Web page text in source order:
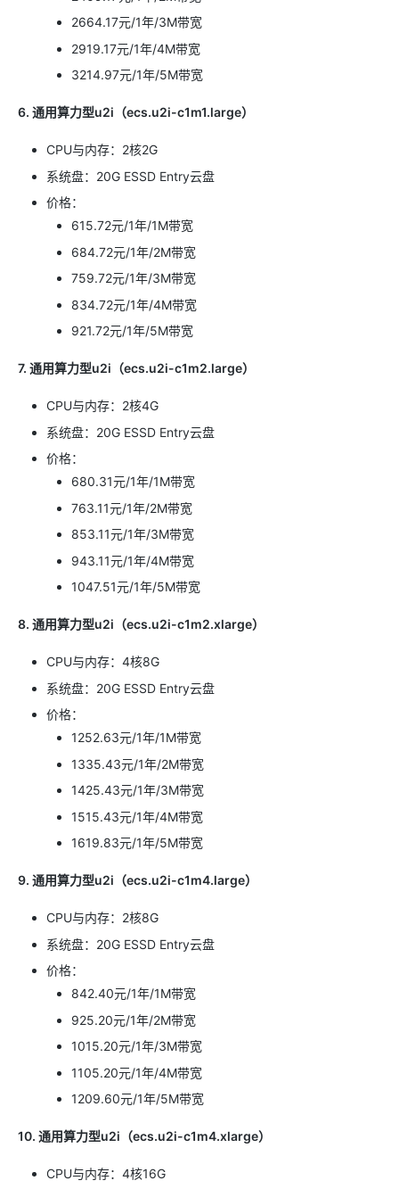
2664.17元/1年/3M带宽
2919.17元/1年/4M带宽
3214.97元/1年/5M带宽
6. 通用算力型u2i（ecs.u2i-c1m1.large）
CPU与内存：2核2G
系统盘：20G ESSD Entry云盘
价格：
615.72元/1年/1M带宽
684.72元/1年/2M带宽
759.72元/1年/3M带宽
834.72元/1年/4M带宽
921.72元/1年/5M带宽
7. 通用算力型u2i（ecs.u2i-c1m2.large）
CPU与内存：2核4G
系统盘：20G ESSD Entry云盘
价格：
680.31元/1年/1M带宽
763.11元/1年/2M带宽
853.11元/1年/3M带宽
943.11元/1年/4M带宽
1047.51元/1年/5M带宽
8. 通用算力型u2i（ecs.u2i-c1m2.xlarge）
CPU与内存：4核8G
系统盘：20G ESSD Entry云盘
价格：
1252.63元/1年/1M带宽
1335.43元/1年/2M带宽
1425.43元/1年/3M带宽
1515.43元/1年/4M带宽
1619.83元/1年/5M带宽
9. 通用算力型u2i（ecs.u2i-c1m4.large）
CPU与内存：2核8G
系统盘：20G ESSD Entry云盘
价格：
842.40元/1年/1M带宽
925.20元/1年/2M带宽
1015.20元/1年/3M带宽
1105.20元/1年/4M带宽
1209.60元/1年/5M带宽
10. 通用算力型u2i（ecs.u2i-c1m4.xlarge）
CPU与内存：4核16G